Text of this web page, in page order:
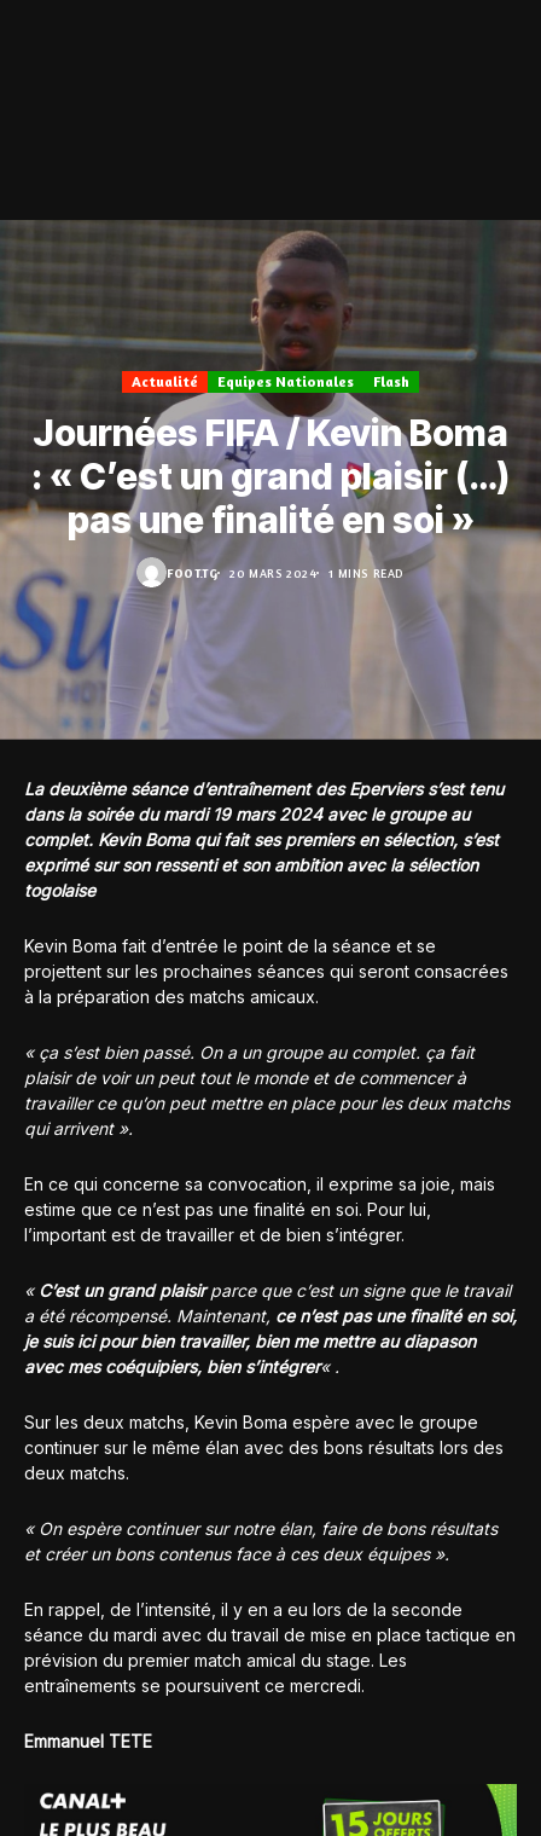
Actualité Equipes Nationales Flash
Journées FIFA / Kevin Boma
: « C’est un grand plaisir (…)
pas une finalité en soi »
FOOT.TG 20 MARS 2024 1 MINS READ
La deuxième séance d’entraînement des Eperviers s’est tenu
dans la soirée du mardi 19 mars 2024 avec le groupe au
complet. Kevin Boma qui fait ses premiers en sélection, s’est
exprimé sur son ressenti et son ambition avec la sélection
togolaise
Kevin Boma fait d’entrée le point de la séance et se
projettent sur les prochaines séances qui seront consacrées
à la préparation des matchs amicaux.
« ça s’est bien passé. On a un groupe au complet. ça fait
plaisir de voir un peut tout le monde et de commencer à
travailler ce qu’on peut mettre en place pour les deux matchs
qui arrivent ».
En ce qui concerne sa convocation, il exprime sa joie, mais
estime que ce n’est pas une finalité en soi. Pour lui,
l’important est de travailler et de bien s’intégrer.
« C’est un grand plaisirparce que c’est un signe que le travail
a été récompensé. Maintenant, ce n’est pas une finalité en soi,
je suis ici pour bien travailler, bien me mettre au diapason
avec mes coéquipiers, bien s’intégrer« .
Sur les deux matchs, Kevin Boma espère avec le groupe
continuer sur le même élan avec des bons résultats lors des
deux matchs.
« On espère continuer sur notre élan, faire de bons résultats
et créer un bons contenus face à ces deux équipes ».
En rappel, de l’intensité, il y en a eu lors de la seconde
séance du mardi avec du travail de mise en place tactique en
prévision du premier match amical du stage. Les
entraînements se poursuivent ce mercredi.
Emmanuel TETE